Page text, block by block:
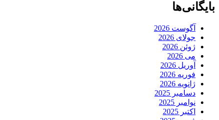
بایگانی‌ها
آگوست 2026
جولای 2026
ژوئن 2026
می 2026
آوریل 2026
فوریه 2026
ژانویه 2026
دسامبر 2025
نوامبر 2025
اکتبر 2025